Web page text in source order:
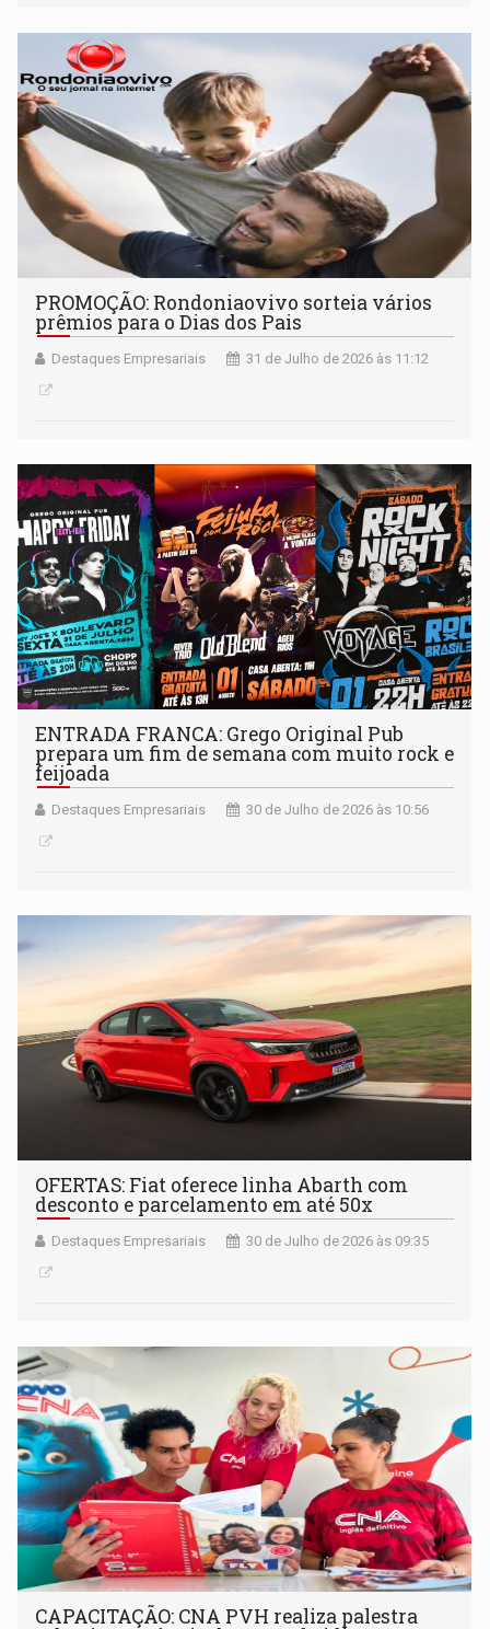
PROMOÇÃO: Rondoniaovivo sorteia vários
prêmios para o Dias dos Pais
Destaques Empresariais 31 de Julho de 2026 às 11:12
ENTRADA FRANCA: Grego Original Pub
prepara um fim de semana com muito rock e
feijoada
Destaques Empresariais 30 de Julho de 2026 às 10:56
OFERTAS: Fiat oferece linha Abarth com
desconto e parcelamento em até 50x
Destaques Empresariais 30 de Julho de 2026 às 09:35
CAPACITAÇÃO: CNA PVH realiza palestra